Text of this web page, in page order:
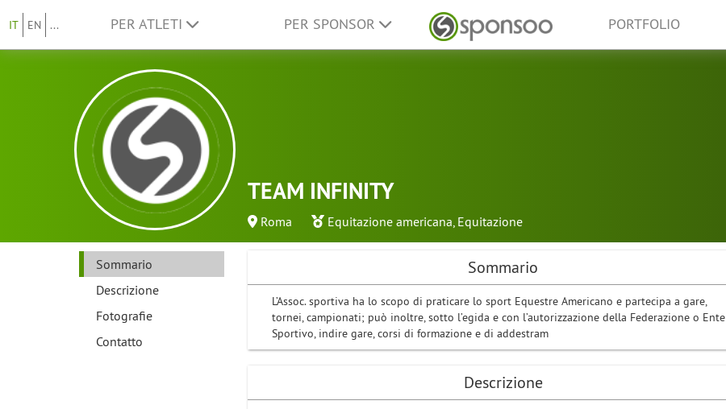
IT EN ... PER ATLETI PER SPONSOR PORTFOLIO
TEAM INFINITY
Roma Equitazione americana, Equitazione
Sommario
Descrizione
Fotografie
Contatto
Sommario
L’Assoc. sportiva ha lo scopo di praticare lo sport Equestre Americano e partecipa a gare,
tornei, campionati; può inoltre, sotto l’egida e con l’autorizzazione della Federazione o Ente
Sportivo, indire gare, corsi di formazione e di addestram
Descrizione